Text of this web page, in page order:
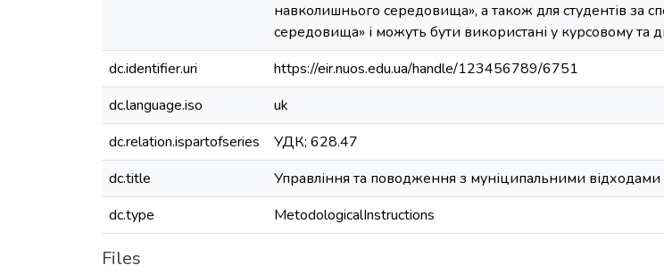
навколишнього середовища», а також для студентів за
середовища» і можуть бути використані у курсовому та
dc.identifier.uri
https://eir.nuos.edu.ua/handle/123456789/6751
dc.language.iso
uk
dc.relation.ispartofseries
УДК; 628.47
dc.title
Управління та поводження з муніципальними відходами
dc.type
MetodologicalInstructions
Files